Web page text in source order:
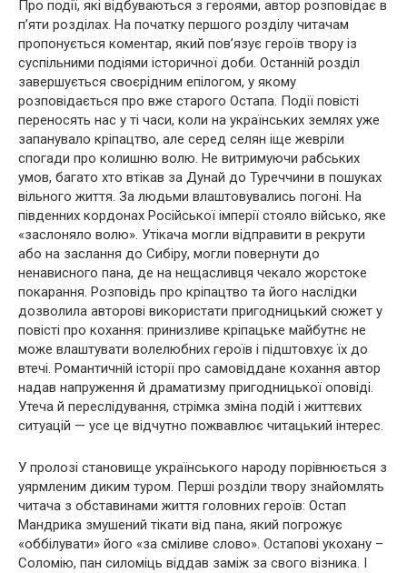
Про події, які відбуваються з героями, автор розповідає в
п’яти розділах. На початку першого розділу читачам
пропонується коментар, який пов’язує героїв твору із
суспільними подіями історичної доби. Останній розділ
завершується своєрідним епілогом, у якому
розповідається про вже старого Остапа. Події повісті
переносять нас у ті часи, коли на українських землях уже
запанувало кріпацтво, але серед селян іще жевріли
спогади про колишню волю. Не витримуючи рабських
умов, багато хто втікав за Дунай до Туреччини в пошуках
вільного життя. За людьми влаштовувались погоні. На
південних кордонах Російської імперії стояло військо, яке
«заслоняло волю». Утікача могли відправити в рекрути
або на заслання до Сибіру, могли повернути до
ненависного пана, де на нещасливця чекало жорстоке
покарання. Розповідь про кріпацтво та його наслідки
дозволила авторові використати пригодницький сюжет у
повісті про кохання: принизливе кріпацьке майбутнє не
може влаштувати волелюбних героїв і підштовхує їх до
втечі. Романтичній історії про самовіддане кохання автор
надав напруження й драматизму пригодницької оповіді.
Утеча й переслідування, стрімка зміна подій і життєвих
ситуацій — усе це відчутно пожвавлює читацький інтерес.
У пролозі становище українського народу порівнюється з
уярмленим диким туром. Перші розділи твору знайомлять
читача з обставинами життя головних героїв: Остап
Мандрика змушений тікати від пана, який погрожує
«оббілувати» його «за сміливе слово». Остапові укохану –
Соломію, пан силоміць віддав заміж за свого візника. І